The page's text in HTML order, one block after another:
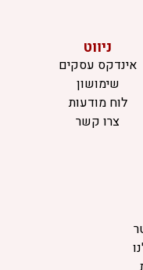
ניווט
אינדקס עסקים
שימושון
לוח מודעות
צרו קשר